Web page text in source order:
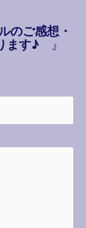
のご感想・
ます♪』